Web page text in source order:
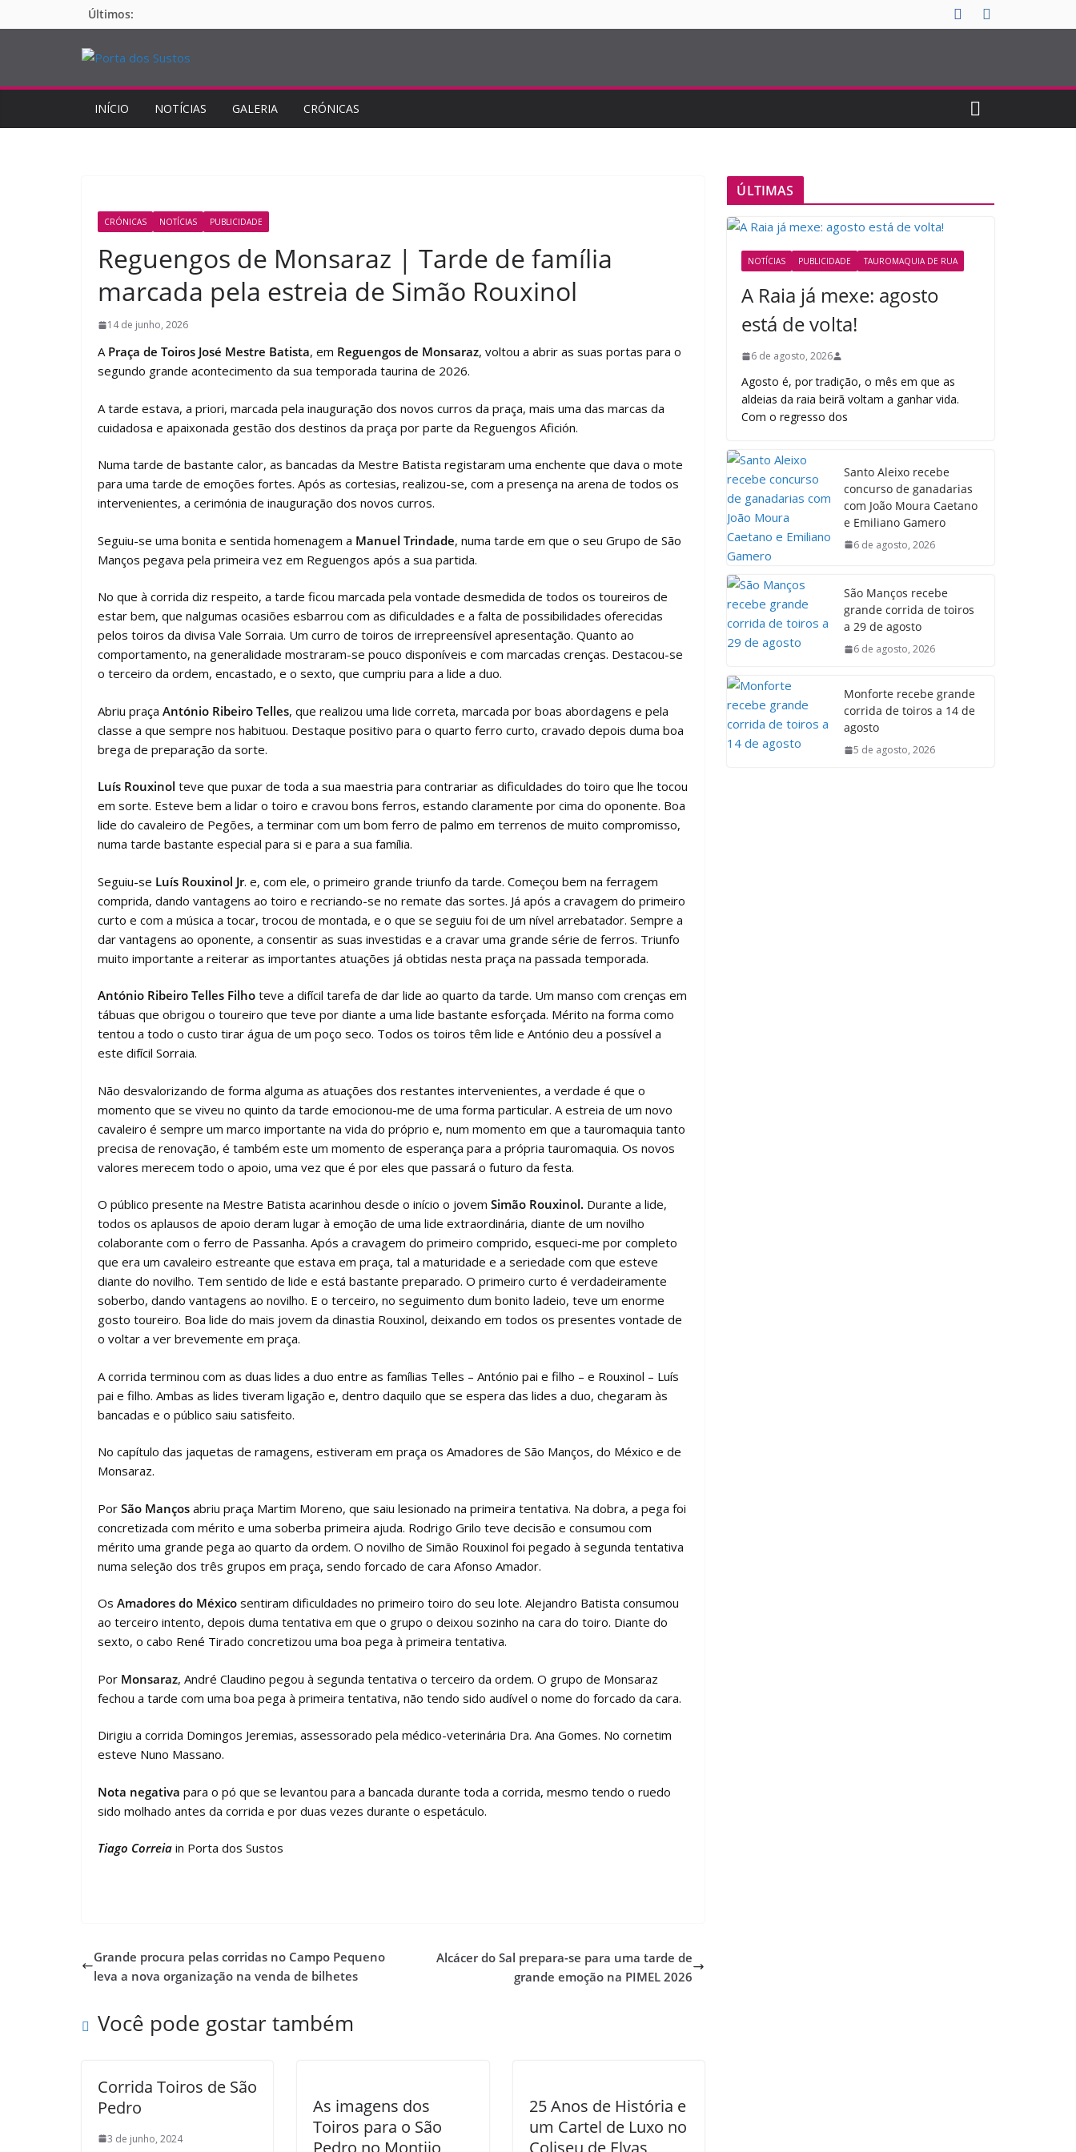
para
Últimos:
INÍCIO NOTÍCIAS GALERIA CRÓNICAS
CRÓNICAS NOTÍCIAS PUBLICIDADE
Reguengos de Monsaraz | Tarde de família
marcada pela estreia de Simão Rouxinol
14 de junho, 2026
A Praça de Toiros José Mestre Batista, em Reguengos de Monsaraz, voltou a abrir as suas portas para o
segundo grande acontecimento da sua temporada taurina de 2026.
A tarde estava, a priori, marcada pela inauguração dos novos curros da praça, mais uma das marcas da
cuidadosa e apaixonada gestão dos destinos da praça por parte da Reguengos Afición.
Numa tarde de bastante calor, as bancadas da Mestre Batista registaram uma enchente que dava o mote
para uma tarde de emoções fortes. Após as cortesias, realizou-se, com a presença na arena de todos os
intervenientes, a cerimónia de inauguração dos novos curros.
Seguiu-se uma bonita e sentida homenagem a Manuel Trindade, numa tarde em que o seu Grupo de São
Manços pegava pela primeira vez em Reguengos após a sua partida.
No que à corrida diz respeito, a tarde ficou marcada pela vontade desmedida de todos os toureiros de
estar bem, que nalgumas ocasiões esbarrou com as dificuldades e a falta de possibilidades oferecidas
pelos toiros da divisa Vale Sorraia. Um curro de toiros de irrepreensível apresentação. Quanto ao
comportamento, na generalidade mostraram-se pouco disponíveis e com marcadas crenças. Destacou-se
o terceiro da ordem, encastado, e o sexto, que cumpriu para a lide a duo.
Abriu praça António Ribeiro Telles, que realizou uma lide correta, marcada por boas abordagens e pela
classe a que sempre nos habituou. Destaque positivo para o quarto ferro curto, cravado depois duma boa
brega de preparação da sorte.
Luís Rouxinol teve que puxar de toda a sua maestria para contrariar as dificuldades do toiro que lhe tocou
em sorte. Esteve bem a lidar o toiro e cravou bons ferros, estando claramente por cima do oponente. Boa
lide do cavaleiro de Pegões, a terminar com um bom ferro de palmo em terrenos de muito compromisso,
numa tarde bastante especial para si e para a sua família.
Seguiu-se Luís Rouxinol Jr. e, com ele, o primeiro grande triunfo da tarde. Começou bem na ferragem
comprida, dando vantagens ao toiro e recriando-se no remate das sortes. Já após a cravagem do primeiro
curto e com a música a tocar, trocou de montada, e o que se seguiu foi de um nível arrebatador. Sempre a
dar vantagens ao oponente, a consentir as suas investidas e a cravar uma grande série de ferros. Triunfo
muito importante a reiterar as importantes atuações já obtidas nesta praça na passada temporada.
António Ribeiro Telles Filho teve a difícil tarefa de dar lide ao quarto da tarde. Um manso com crenças em
tábuas que obrigou o toureiro que teve por diante a uma lide bastante esforçada. Mérito na forma como
tentou a todo o custo tirar água de um poço seco. Todos os toiros têm lide e António deu a possível a
este difícil Sorraia.
Não desvalorizando de forma alguma as atuações dos restantes intervenientes, a verdade é que o
momento que se viveu no quinto da tarde emocionou-me de uma forma particular. A estreia de um novo
cavaleiro é sempre um marco importante na vida do próprio e, num momento em que a tauromaquia tanto
precisa de renovação, é também este um momento de esperança para a própria tauromaquia. Os novos
valores merecem todo o apoio, uma vez que é por eles que passará o futuro da festa.
O público presente na Mestre Batista acarinhou desde o início o jovem Simão Rouxinol. Durante a lide,
todos os aplausos de apoio deram lugar à emoção de uma lide extraordinária, diante de um novilho
colaborante com o ferro de Passanha. Após a cravagem do primeiro comprido, esqueci-me por completo
que era um cavaleiro estreante que estava em praça, tal a maturidade e a seriedade com que esteve
diante do novilho. Tem sentido de lide e está bastante preparado. O primeiro curto é verdadeiramente
soberbo, dando vantagens ao novilho. E o terceiro, no seguimento dum bonito ladeio, teve um enorme
gosto toureiro. Boa lide do mais jovem da dinastia Rouxinol, deixando em todos os presentes vontade de
o voltar a ver brevemente em praça.
A corrida terminou com as duas lides a duo entre as famílias Telles – António pai e filho – e Rouxinol – Luís
pai e filho. Ambas as lides tiveram ligação e, dentro daquilo que se espera das lides a duo, chegaram às
bancadas e o público saiu satisfeito.
No capítulo das jaquetas de ramagens, estiveram em praça os Amadores de São Manços, do México e de
Monsaraz.
Por São Manços abriu praça Martim Moreno, que saiu lesionado na primeira tentativa. Na dobra, a pega foi
concretizada com mérito e uma soberba primeira ajuda. Rodrigo Grilo teve decisão e consumou com
mérito uma grande pega ao quarto da ordem. O novilho de Simão Rouxinol foi pegado à segunda tentativa
numa seleção dos três grupos em praça, sendo forcado de cara Afonso Amador.
Os Amadores do México sentiram dificuldades no primeiro toiro do seu lote. Alejandro Batista consumou
ao terceiro intento, depois duma tentativa em que o grupo o deixou sozinho na cara do toiro. Diante do
sexto, o cabo René Tirado concretizou uma boa pega à primeira tentativa.
Por Monsaraz, André Claudino pegou à segunda tentativa o terceiro da ordem. O grupo de Monsaraz
fechou a tarde com uma boa pega à primeira tentativa, não tendo sido audível o nome do forcado da cara.
Dirigiu a corrida Domingos Jeremias, assessorado pela médico-veterinária Dra. Ana Gomes. No cornetim
esteve Nuno Massano.
Nota negativa para o pó que se levantou para a bancada durante toda a corrida, mesmo tendo o ruedo
sido molhado antes da corrida e por duas vezes durante o espetáculo.
Tiago Correia in Porta dos Sustos
Grande procura pelas corridas no Campo Pequeno
leva a nova organização na venda de bilhetes
Alcácer do Sal prepara-se para uma tarde de
grande emoção na PIMEL 2026
Você pode gostar também
Corrida Toiros de São
Pedro
3 de junho, 2024
As imagens dos
Toiros para o São
Pedro no Montijo
25 Anos de História e
um Cartel de Luxo no
Coliseu de Elvas
ÚLTIMAS
NOTÍCIAS PUBLICIDADE TAUROMAQUIA DE RUA
A Raia já mexe: agosto
está de volta!
6 de agosto, 2026
Agosto é, por tradição, o mês em que as
aldeias da raia beirã voltam a ganhar vida.
Com o regresso dos
Santo Aleixo recebe
concurso de ganadarias
com João Moura Caetano
e Emiliano Gamero
6 de agosto, 2026
São Manços recebe
grande corrida de toiros
a 29 de agosto
6 de agosto, 2026
Monforte recebe grande
corrida de toiros a 14 de
agosto
5 de agosto, 2026